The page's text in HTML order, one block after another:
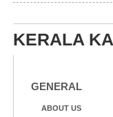
സമീപം ആറന്മുള
സമീപം
ആറന്മുള തട്ടുകട
വൃത്തിയാക്കുന്നു.
KERALA
GENERAL
ABOUT US